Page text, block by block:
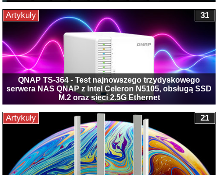
QNAP TS-364 - Test najnowszego trzydyskowego
serwera NAS QNAP z Intel Celeron N5105, obsługą SSD
M.2 oraz sieci 2.5G Ethernet
31
Artykuły
21
Artykuły